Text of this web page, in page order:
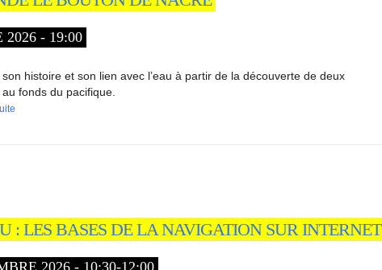
2026 - 19:00
son histoire et son lien avec l’eau à partir de la découverte de deux
fonds du pacifique.
: LES BASES DE LA NAVIGATION SUR INTERNET